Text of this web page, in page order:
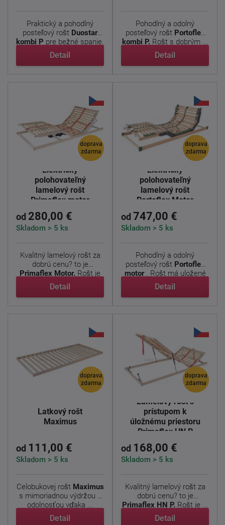
Praktický a pohodlný
posteľový rošt Duostar
kombi P pre bežné spanie.
...
Detail
Pohodlný a odolný
posteľový rošt Portoflex
kombi P. Rošt s dobrým ...
Detail
doprava
zdarma
Elektricky
polohovateľný
lamelový rošt
Primaflex motor
od 280,00 €
Skladom > 5 ks
Kvalitný lamelový rošt za
dobrú cenu? to je
Primaflex Motor. Rošt je
...
Detail
doprava
zdarma
Elektricky
polohovateľný
lamelový rošt
Portoflex Motor
od 747,00 €
Skladom > 5 ks
Pohodlný a odolný
posteľový rošt Portoflex
motor. Rošt má uložené
...
Detail
doprava
zdarma
Latkový rošt
Maximus
od 111,00 €
Skladom > 5 ks
Celobukovej rošt Maximus
s mimoriadnou výdržou a
odolnosťou vďaka ...
Detail
doprava
zdarma
Lamelový rošt s
prístupom k
úložnému priestoru
Primaflex HN P
od 168,00 €
Skladom > 5 ks
Kvalitný lamelový rošt za
dobrú cenu? to je
Primaflex HN P. Rošt je ...
Detail